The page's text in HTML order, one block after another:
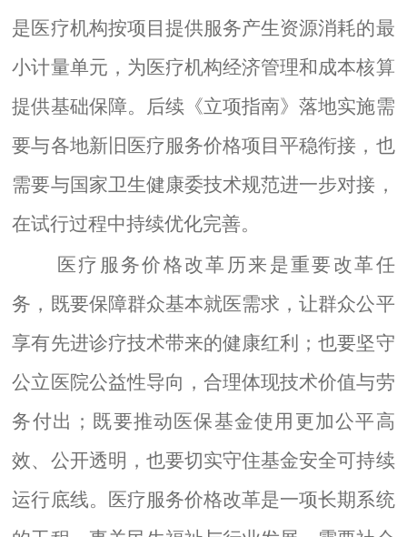
是医疗机构按项目提供服务产生资源消耗的最
小计量单元，为医疗机构经济管理和成本核算
提供基础保障。后续《立项指南》落地实施需
要与各地新旧医疗服务价格项目平稳衔接，也
需要与国家卫生健康委技术规范进一步对接，
在试行过程中持续优化完善。
医疗服务价格改革 历来是重要改革任
务，既要保障群众基本就医需求，让群众公平
享有先进诊疗技术带来的健康红利；也要坚守
公立医院公益性导向，合理体现技术价值与劳
务付出；既要推动医保基金使用更加公平高
效、公开透明，也要切实守住基金安全可持续
运行底线。医疗服务价格改革是一项长期系统